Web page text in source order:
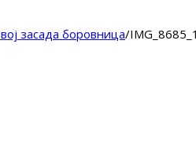
засада боровницa/